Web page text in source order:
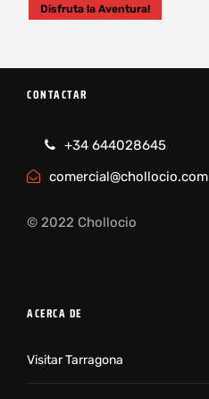
Disfruta la Aventura!
CONTACTAR
+34 644028645
comercial@chollocio.com
© 2022 Chollocio
ACERCA DE
Visitar Tarragona